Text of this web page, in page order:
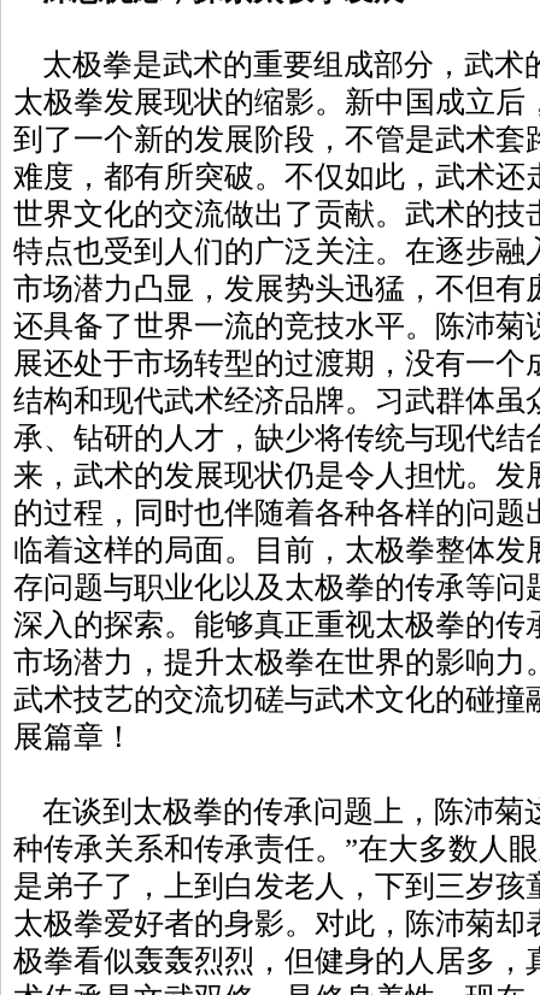
太极拳是武术的重要组成部分，武术
太极拳发展现状的缩影。新中国成立后
到了一个新的发展阶段，不管是武术套
难度，都有所突破。不仅如此，武术还
世界文化的交流做出了贡献。武术的技
特点也受到人们的广泛关注。在逐步融
市场潜力凸显，发展势头迅猛，不但有
还具备了世界一流的竞技水平。陈沛菊
展还处于市场转型的过渡期，没有一
结构和现代武术经济品牌。习武群体虽
承、钻研的人才，缺少将传统与现代结
来，武术的发展现状仍是令人担忧。发
的过程，同时也伴随着各种各样的问题
临着这样的局面。目前，太极拳整体发
存问题与职业化以及太极拳的传承等问
深入的探索。能够真正重视太极拳的传
市场潜力，提升太极拳在世界的影响力
武术技艺的交流切磋与武术文化的碰撞
展篇章！
在谈到太极拳的传承问题上，陈沛菊
种传承关系和传承责任。”在大多数人
是弟子了，上到白发老人，下到三岁孩
太极拳爱好者的身影。对此，陈沛菊却
极拳看似轰轰烈烈，但健身的人居多，